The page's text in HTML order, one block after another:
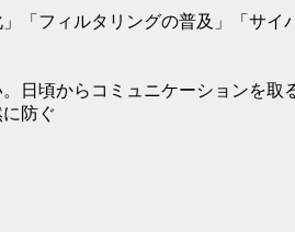
「フィルタリングの普及」「サ
日頃からコミュニケーションを取
防ぐ